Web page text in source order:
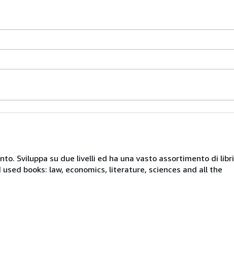
Sviluppa su due livelli ed ha una vasto assortimento di libri
books: law, economics, literature, sciences and all the